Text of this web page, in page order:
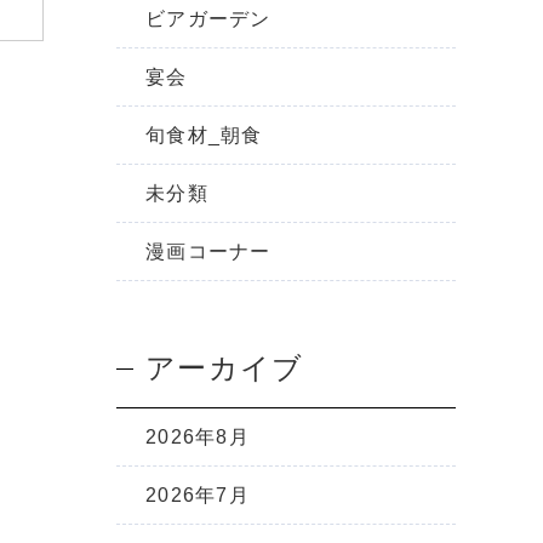
ビアガーデン
宴会
旬食材_朝食
未分類
漫画コーナー
アーカイブ
2026年8月
2026年7月